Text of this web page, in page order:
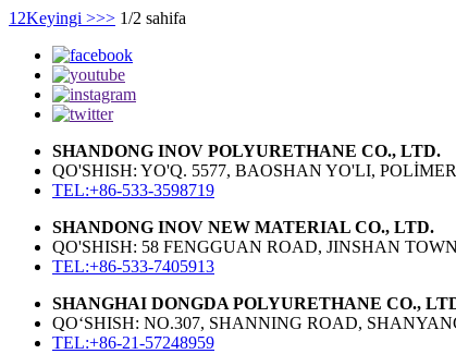
12Keyingi >>> 1/2 sahifa
SHANDONG INOV POLYURETHANE CO., LTD.
QO'SHISH: YO'Q. 5577, BAOSHAN YO'LI,
TEL:+86-533-3598719
SHANDONG INOV NEW MATERIAL CO., LTD.
QO'SHISH: 58 FENGGUAN ROAD, JINSHAN
TEL:+86-533-7405913
SHANGHAI DONGDA POLYURETHANE CO.,
QO‘SHISH: NO.307, SHANNING ROAD,
TEL:+86-21-57248959